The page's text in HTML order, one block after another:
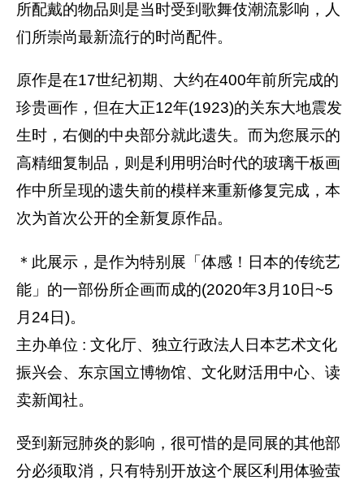
所配戴的物品则是当时受到歌舞伎潮流影响，人
们所崇尚最新流行的时尚配件。
原作是在17世纪初期、大约在400年前所完成的
珍贵画作，但在大正12年(1923)的关东大地震发
生时，右侧的中央部分就此遗失。而为您展示的
高精细复制品，则是利用明治时代的玻璃干板画
作中所呈现的遗失前的模样来重新修复完成，本
次为首次公开的全新复原作品。
＊此展示，是作为特别展「体感！日本的传统艺
能」的一部份所企画而成的(2020年3月10日~5
月24日)。
主办单位 : 文化厅、独立行政法人日本艺术文化
振兴会、东京国立博物馆、文化财活用中心、读
卖新闻社。
受到新冠肺炎的影响，很可惜的是同展的其他部
分必须取消，只有特别开放这个展区利用体验萤